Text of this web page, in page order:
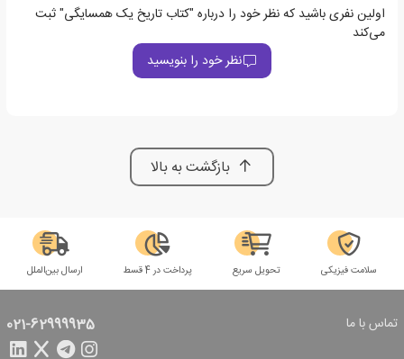
اولین نفری باشید که نظر خود را درباره "کتاب تاریخ یک همسایگی" ثبت
می‌کند
نظر خود را بنویسید
بازگشت به بالا
سلامت فیزیکی تحویل سریع پرداخت در 4 قسط ارسال بین‌الملل
تماس با ما 021-62999935